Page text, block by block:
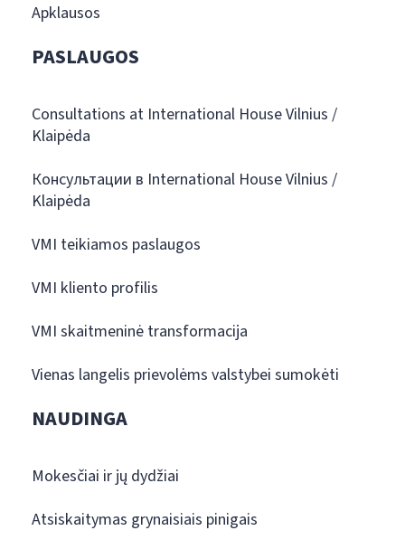
Apklausos
PASLAUGOS
Consultations at International House Vilnius /
Klaipėda
Консультации в International House Vilnius /
Klaipėda
VMI teikiamos paslaugos
VMI kliento profilis
VMI skaitmeninė transformacija
Vienas langelis prievolėms valstybei sumokėti
NAUDINGA
Mokesčiai ir jų dydžiai
Atsiskaitymas grynaisiais pinigais